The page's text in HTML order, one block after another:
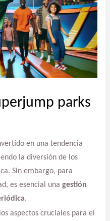
parks
en una tendencia
la diversión de los
Sin embargo, para
es esencial una gestión
.
aspectos cruciales para el